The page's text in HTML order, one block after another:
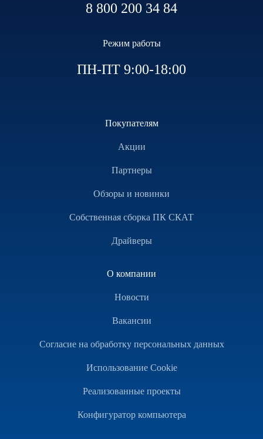
8 800 200 34 84
Режим работы
ПН-ПТ 9:00-18:00
Покупателям
Акции
Партнеры
Обзоры и новинки
Собственная сборка ПК СКАТ
Драйверы
О компании
Новости
Вакансии
Согласие на обработку персональных данных
Использование Cookie
Реализованные проекты
Конфигуратор компьютера